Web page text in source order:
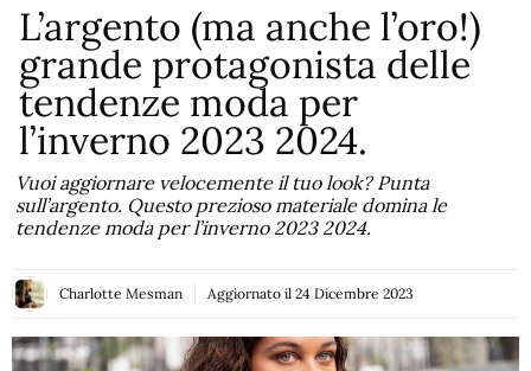
L’argento (ma anche l’oro!)
grande protagonista delle
tendenze moda per
l’inverno 2023 2024.
Vuoi aggiornare velocemente il tuo look? Punta
sull’argento. Questo prezioso materiale domina le
tendenze moda per l’inverno 2023 2024.
Charlotte Mesman Aggiornato il 24 Dicembre 2023